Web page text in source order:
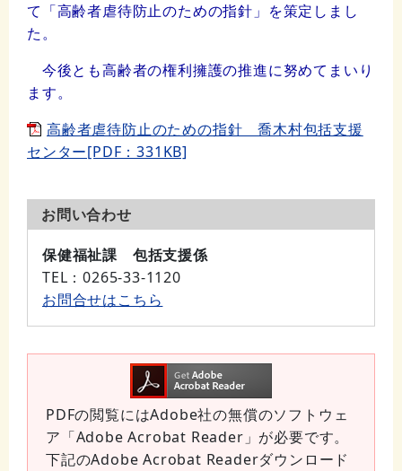
て「高齢者虐待防止のための指針」を策定しまし
た。
今後とも高齢者の権利擁護の推進に努めてまいり
ます。
高齢者虐待防止のための指針 喬木村包括支援
センター[PDF：331KB]
お問い合わせ
保健福祉課 包括支援係
TEL ：0265-33-1120
お問合せはこちら
PDFの閲覧にはAdobe社の無償のソフトウェ
ア「Adobe Acrobat Reader」が必要です。
下記のAdobe Acrobat Readerダウンロード